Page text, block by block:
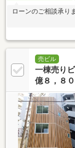
ローンのご相談承り
売ビル
一棟売り
億８，８